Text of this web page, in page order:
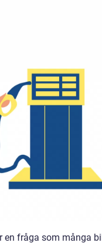
fråga som många